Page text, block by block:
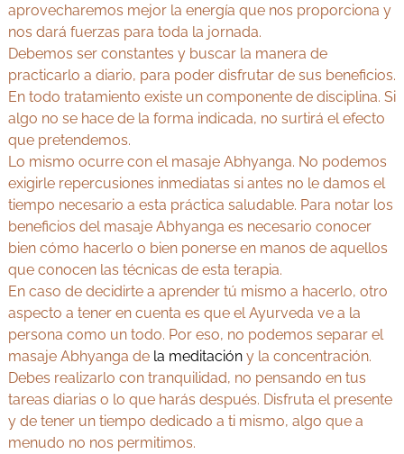
aprovecharemos mejor la energía que nos proporciona y
nos dará fuerzas para toda la jornada.
Debemos ser constantes y buscar la manera de
practicarlo a diario, para poder disfrutar de sus beneficios.
En todo tratamiento existe un componente de disciplina. Si
algo no se hace de la forma indicada, no surtirá el efecto
que pretendemos.
Lo mismo ocurre con el masaje Abhyanga. No podemos
exigirle repercusiones inmediatas si antes no le damos el
tiempo necesario a esta práctica saludable. Para notar los
beneficios del masaje Abhyanga es necesario conocer
bien cómo hacerlo o bien ponerse en manos de aquellos
que conocen las técnicas de esta terapia.
En caso de decidirte a aprender tú mismo a hacerlo, otro
aspecto a tener en cuenta es que el Ayurveda ve a la
persona como un todo. Por eso, no podemos separar el
masaje Abhyanga de la meditacióny la concentración.
Debes realizarlo con tranquilidad, no pensando en tus
tareas diarias o lo que harás después. Disfruta el presente
y de tener un tiempo dedicado a ti mismo, algo que a
menudo no nos permitimos.